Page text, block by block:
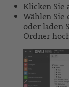
Klicken Sie
Wählen Sie
oder laden
Ordner